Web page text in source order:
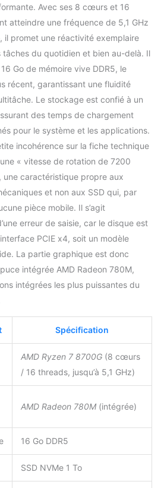
de ports modernes
ports USB, LAN
Gigabit et un
emplacement PCIe,
ce système offre
une connectivité et
maximales. Idéal
pour les
applications
actuelles et prêt
mises à niveau
Avec ses 8 cœurs et 16
atteindre une fréquence de 5,1 GHz
il promet une réactivité exemplaire
tâches du quotidien et bien au-delà. Il
Go de mémoire vive DDR5, le
récent, garantissant une fluidité
Le stockage est confié à un
des temps de chargement
pour le système et les applications.
incohérence sur la fiche technique
« vitesse de rotation de 7200
une caractéristique propre aux
et non aux SSD qui, par
pièce mobile. Il s’agit
erreur de saisie, car le disque est
PCIE x4, soit un modèle
La partie graphique est donc
intégrée AMD Radeon 780M,
intégrées les plus puissantes du
Spécification
AMD Ryzen 7 8700G (8 cœurs
/ 16 threads, jusqu’à 5,1 GHz)
AMD Radeon 780M (intégrée)
16 Go DDR5
SSD NVMe 1 To